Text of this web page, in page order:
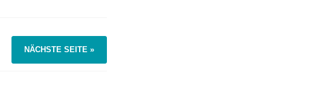
NÄCHSTE SEITE »